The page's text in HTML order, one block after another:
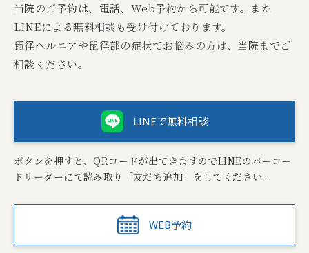
当院のご予約は、電話、Web予約から可能です。また
LINEによる無料相談も受け付けております。
鼠径ヘルニアや鼠径部の症状でお悩みの方は、当院までご
相談ください。
WEB予約
LINEで無料相談
ボタンを押すと、QRコードが出てきますのでLINEのバーコー
ドリーダーにて読み取り「友だち追加」をしてください。